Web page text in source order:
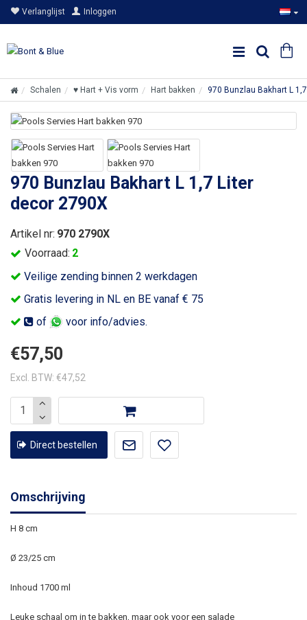
Verlanglijst Inloggen
Schalen ♥ Hart + Vis vorm Hart bakken 970 Bunzlau Bakhart L
970 Bunzlau Bakhart L 1,7 Liter
decor 2790X
Veilige zending binnen 2 werkdagen
Gratis levering in NL en BE vanaf € 75
of
voor info/advies.
Voorraad: 2
Artikel nr: 970 2790X
€57,50
Excl. BTW: €47,52
Direct bestellen
Omschrijving
H 8 cm
Ø 23/25 cm
Inhoud 1700 ml
Leuke schaal om in te bakken, maar ook voor een salade